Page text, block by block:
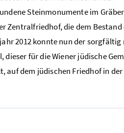
Steinmonumente im
Zentralfriedhof, die dem Bestand
2012 konnte nun der
für die Wiener jüdische
dem jüdischen Friedhof in der